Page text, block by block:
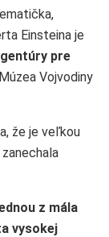
Einsteina je
pre
Vojvodiny
že je veľkou
z mála
vysokej